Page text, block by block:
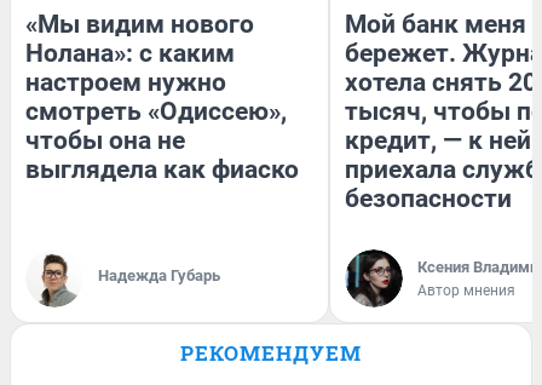
«Мы видим нового
Нолана»: с каким
настроем нужно
смотреть «Одиссею»,
чтобы она не
выглядела как фиаско
Надежда Губарь
Мой банк меня
бережет.
хотела снять
тысяч, чтобы
кредит, — к
приехала
безопасности
Ксения
Автор мнения
РЕКОМЕНДУЕМ